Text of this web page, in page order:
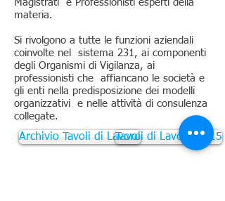
Magistrati e Professionisti esperti della
materia.
Si rivolgono a tutte le funzioni aziendali
coinvolte nel sistema 231, ai componenti
degli Organismi di Vigilanza, ai
professionisti che affiancano le società e
gli enti nella predisposizione dei modelli
organizzativi e nelle attività di consulenza
collegate.
Archivio Tavoli di LavoroTavoli di Lavoro 2015